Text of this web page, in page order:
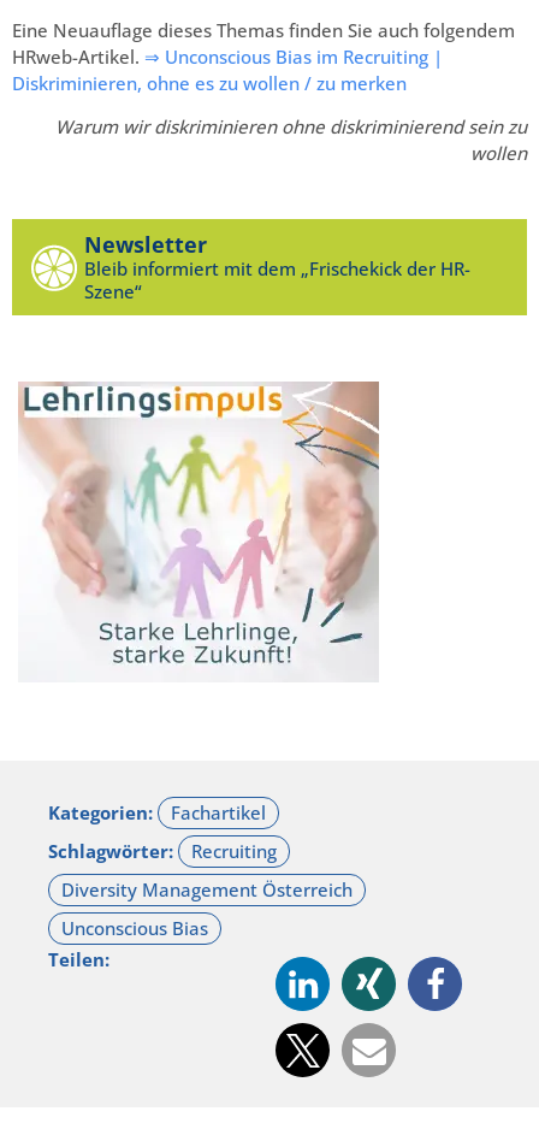
Eine Neuauflage dieses Themas finden Sie auch folgendem
HRweb-Artikel. ⇒ Unconscious Bias im Recruiting |
Diskriminieren, ohne es zu wollen / zu merken
Warum wir diskriminieren ohne diskriminierend sein zu
wollen
Newsletter
Bleib informiert mit dem „Frischekick der HR-
Szene“
Kategorien:
Schlagwörter:
Teilen: